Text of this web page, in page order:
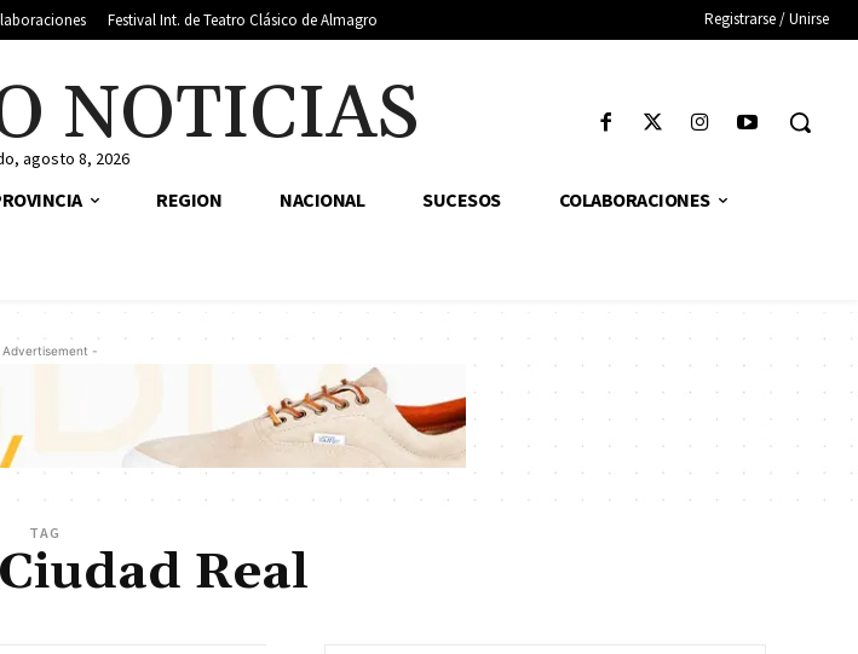
Festival Int. de Teatro Clásico de Almagro Registrarse / Unirse
NOTICIAS
agosto 8, 2026
REGION NACIONAL SUCESOS COLABORACIONES
-
TAG
Real